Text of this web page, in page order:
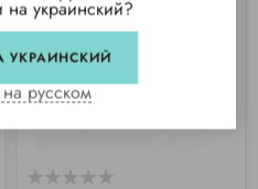
на украинский?
УКРАИНСКИЙ
на русском